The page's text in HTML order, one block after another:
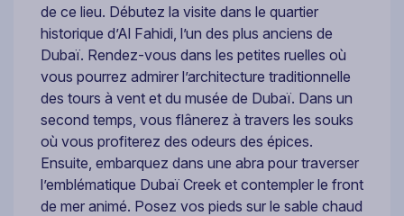
de ce lieu. Débutez la visite dans le quartier
historique d’Al Fahidi, l’un des plus anciens de
Dubaï. Rendez-vous dans les petites ruelles où
vous pourrez admirer l’architecture traditionnelle
des tours à vent et du musée de Dubaï. Dans un
second temps, vous flânerez à travers les souks
où vous profiterez des odeurs des épices.
Ensuite, embarquez dans une abra pour traverser
l’emblématique Dubaï Creek et contempler le front
de mer animé. Posez vos pieds sur le sable chaud